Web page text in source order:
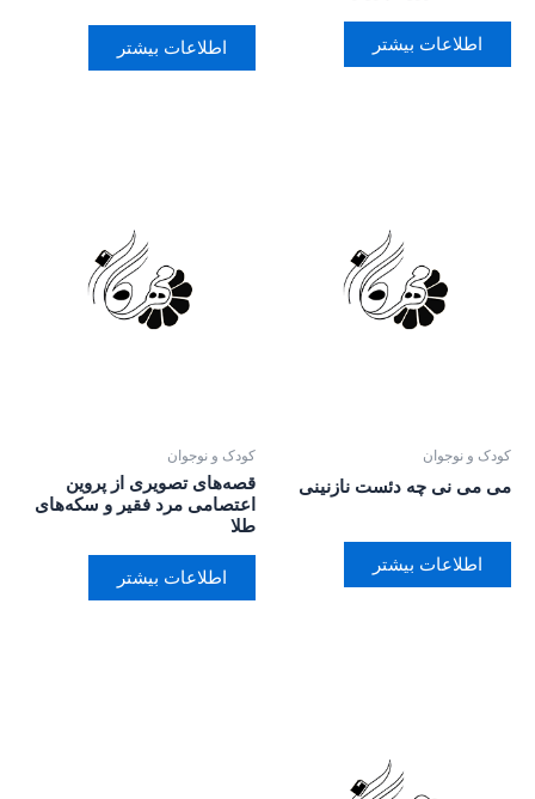
اطلاعات بیشتر اطلاعات بیشتر
کودک و نوجوان
می می نی چه دئست نازنینی
اطلاعات بیشتر
کودک و نوجوان
قصه‌های تصویری از پروین
اعتصامی مرد فقیر و سکه‌های
طلا
اطلاعات بیشتر